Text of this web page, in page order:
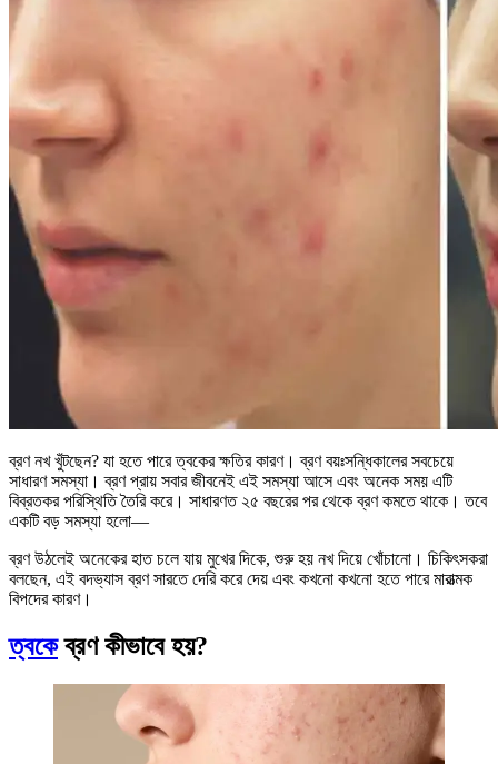
ব্রণ নখ খুঁটছেন? যা হতে পারে ত্বকের ক্ষতির কারণ। ব্রণ বয়ঃসন্ধিকালের সবচেয়ে
সাধারণ সমস্যা। ব্রণ প্রায় সবার জীবনেই এই সমস্যা আসে এবং অনেক সময় এটি
বিব্রতকর পরিস্থিতি তৈরি করে। সাধারণত ২৫ বছরের পর থেকে ব্রণ কমতে থাকে। তবে
একটি বড় সমস্যা হলো—
ব্রণ উঠলেই অনেকের হাত চলে যায় মুখের দিকে, শুরু হয় নখ দিয়ে খোঁচানো। চিকিৎসকরা
বলছেন, এই বদভ্যাস ব্রণ সারতে দেরি করে দেয় এবং কখনো কখনো হতে পারে মারাত্মক
বিপদের কারণ।
ত্বকেব্রণ কীভাবে হয়?